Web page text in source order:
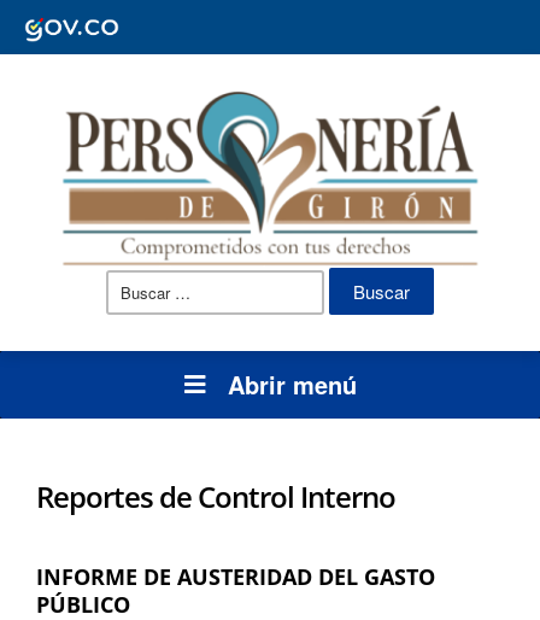
Buscar:
Abrir menú
Reportes de Control Interno
INFORME DE AUSTERIDAD DEL GASTO
PÚBLICO